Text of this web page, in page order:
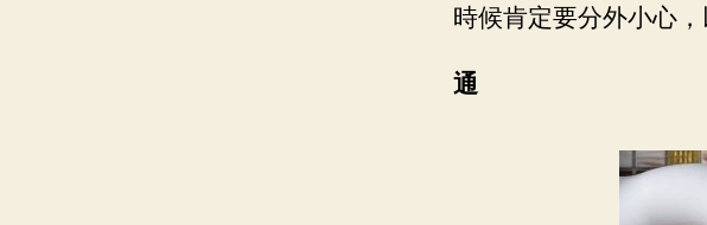
時候肯定要分外小心
通